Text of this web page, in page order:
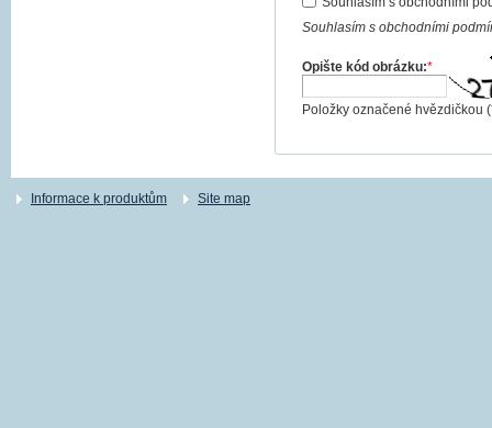
Souhlasím s obchodními
Opište kód obrázku:*
Položky označené hvězdičkou (
Informace k produktům Site map